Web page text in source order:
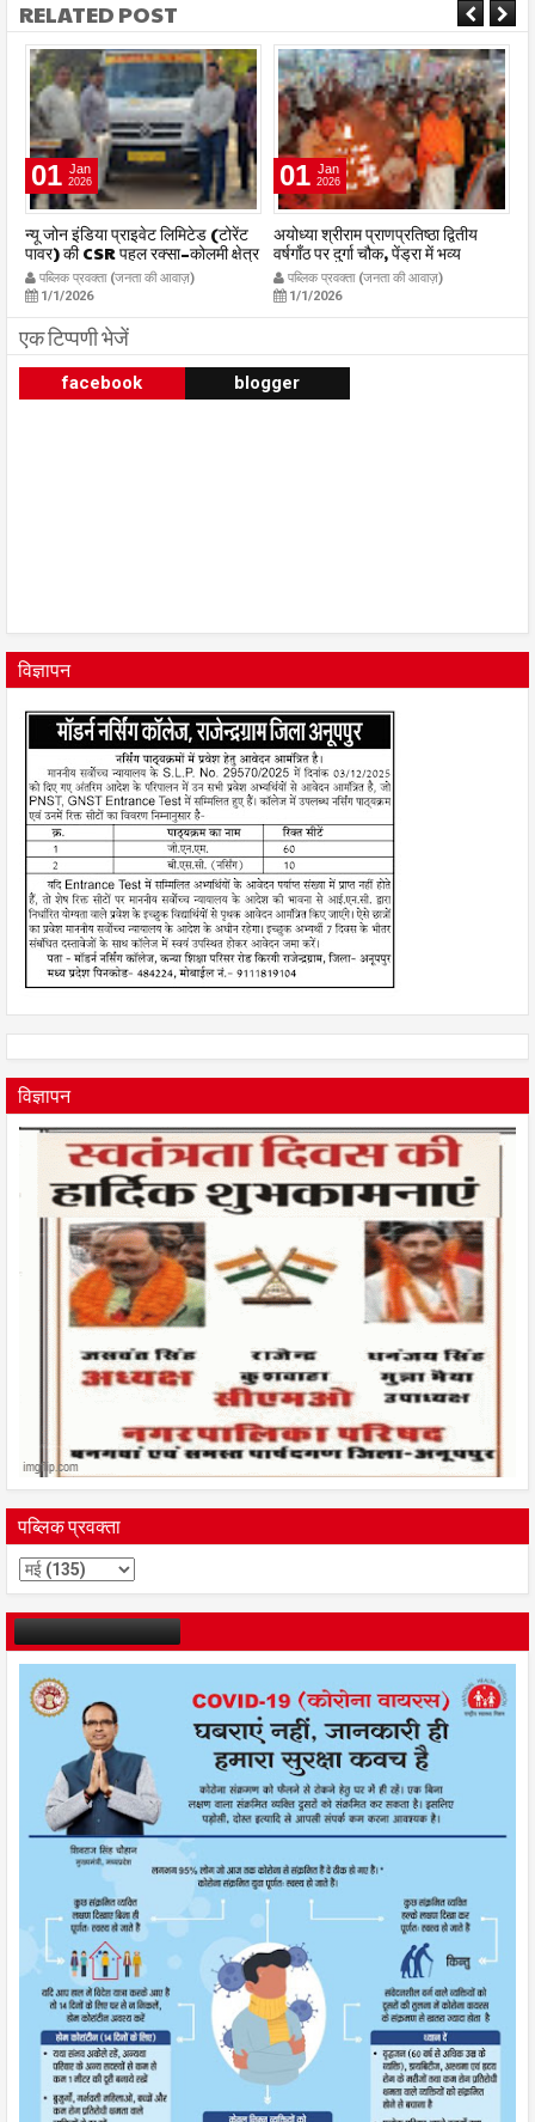
RELATED POST
01 Jan
2026
न्यू जोन इंडिया प्राइवेट लिमिटेड (टोरेंट
पावर) की CSR पहल रक्सा–कोलमी क्षेत्र
में चलित अस्पताल एम्बुलेंस सेवा का
शुभारंभ publicpravakta.com
पब्लिक प्रवक्ता (जनता की आवाज़)
1/1/2026
01 Jan
2026
अयोध्या श्रीराम प्राणप्रतिष्ठा द्वितीय
वर्षगाँठ पर दुर्गा चौक, पेंड्रा में भव्य
महाआरती सम्पन्न
publicpravakta.com
पब्लिक प्रवक्ता (जनता की आवाज़)
1/1/2026
एक टिप्पणी भेजें
facebook blogger
विज्ञापन
विज्ञापन
पब्लिक प्रवक्ता